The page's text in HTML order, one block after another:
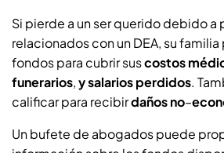
Si pierde a un ser querido debido a
relacionados con un DEA, su
fondos para cubrir suscostos
funerarios,y salarios perdidos.
calificar para recibirdaños no–
Un bufete de abogados puede